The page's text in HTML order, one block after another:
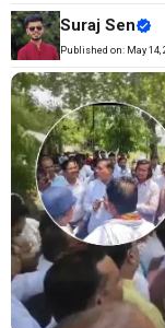
Suraj Sen
Published on: May 14,